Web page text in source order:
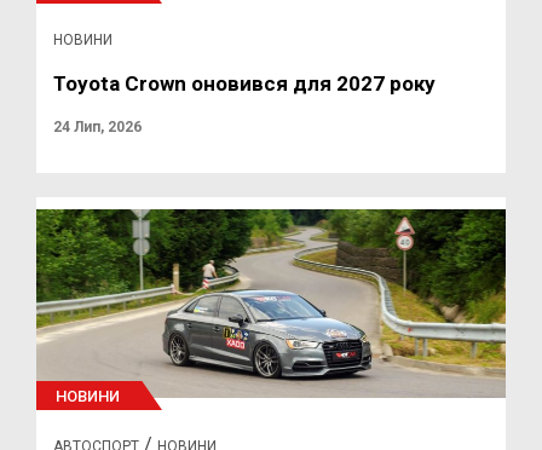
НОВИНИ
Toyota Crown оновився для 2027 року
24 Лип, 2026
НОВИНИ
АВТОСПОРТ / НОВИНИ